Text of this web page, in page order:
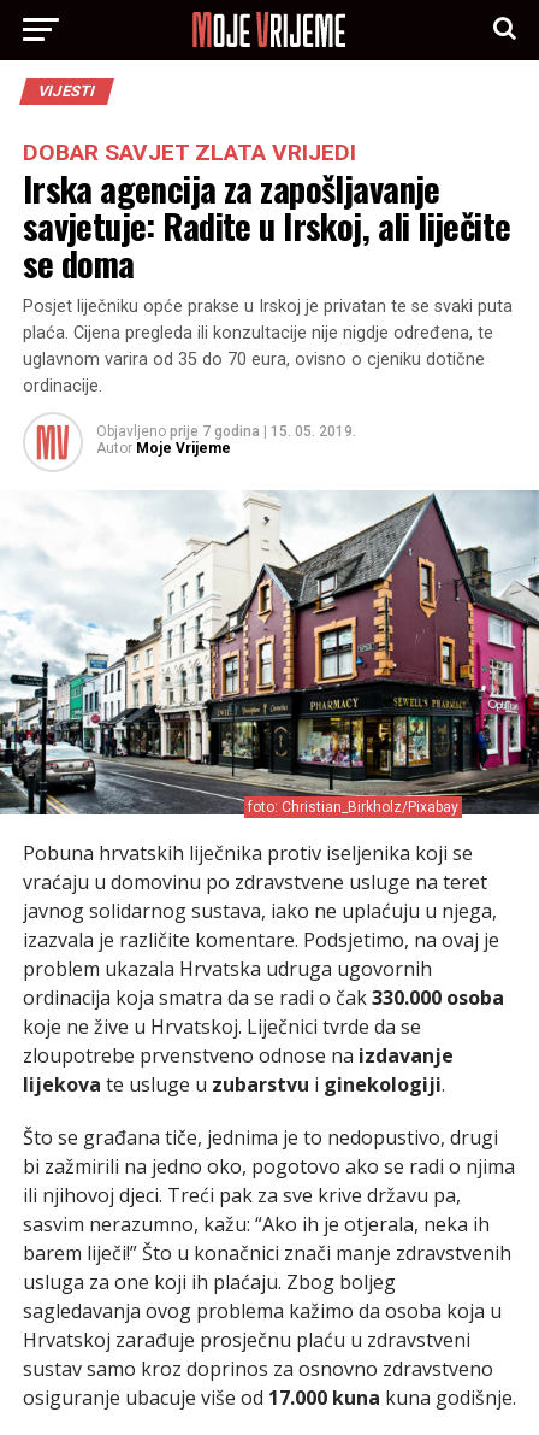
VIJESTI
DOBAR SAVJET ZLATA VRIJEDI
Irska agencija za zapošljavanje
savjetuje: Radite u Irskoj, ali liječite
se doma
Posjet liječniku opće prakse u Irskoj je privatan te se svaki puta
plaća. Cijena pregleda ili konzultacije nije nigdje određena, te
uglavnom varira od 35 do 70 eura, ovisno o cjeniku dotične
ordinacije.
Objavljeno prije 7 godina
15. 05. 2019.
Autor Moje Vrijeme
foto: Christian_Birkholz/Pixabay
Pobuna hrvatskih liječnika protiv iseljenika koji se
vraćaju u domovinu po zdravstvene usluge na teret
javnog solidarnog sustava, iako ne uplaćuju u njega,
izazvala je različite komentare. Podsjetimo, na ovaj je
problem ukazala Hrvatska udruga ugovornih
ordinacija koja smatra da se radi o čak330.000 osoba
koje ne žive u Hrvatskoj. Liječnici tvrde da se
zloupotrebe prvenstveno odnose na izdavanje
lijekova te usluge u zubarstvu i ginekologiji.
Što se građana tiče, jednima je to nedopustivo, drugi
bi zažmirili na jedno oko, pogotovo ako se radi o njima
ili njihovoj djeci. Treći pak za sve krive državu pa,
sasvim nerazumno, kažu: “Ako ih je otjerala, neka ih
barem liječi!” Što u konačnici znači manje zdravstvenih
usluga za one koji ih plaćaju. Zbog boljeg
sagledavanja ovog problema kažimo da osoba koja u
Hrvatskoj zarađuje prosječnu plaću u zdravstveni
sustav samo kroz doprinos za osnovno zdravstveno
osiguranje ubacuje više od 17.000 kuna kuna godišnje.